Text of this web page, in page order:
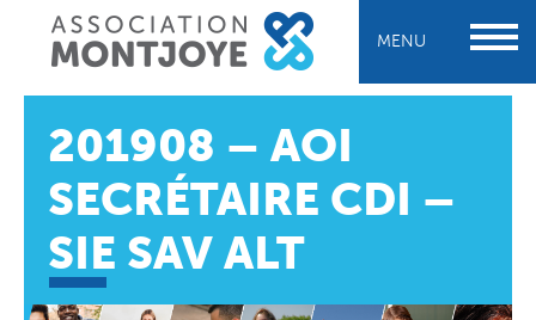
MENU
201908 – AOI
SECRÉTAIRE CDI –
SIE SAV ALT